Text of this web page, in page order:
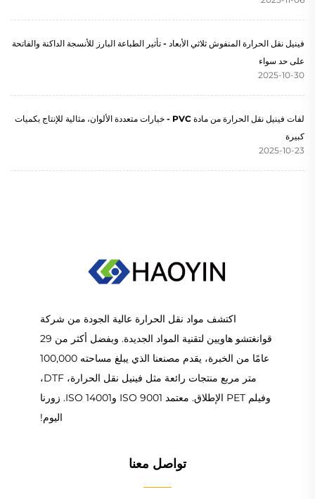
فينيل نقل الحرارة المنفوش ثلاثي الأبعاد - تأثير الطباعة البارز للأنسجة الداكنة والفاتحة
على حد سواء
2025-10-30
لفات فينيل نقل الحرارة من مادة PVC - خيارات متعددة الألوان، مثالية للإنتاج بكميات
كبيرة
2025-10-23
اكتشف مواد نقل الحرارة عالية الجودة من شركة
قوانغتشو هاويين لتقنية المواد الجديدة. وبفضل أكثر من 29
عامًا من الخبرة، يقدم مصنعنا الذي يبلغ مساحته 100,000
متر مربع منتجات رائعة مثل فينيل نقل الحرارة، DTF،
وفيلم PET الإطلاق. معتمد ISO 9001 وISO 14001. زورنا
اليوم!
تواصل معنا